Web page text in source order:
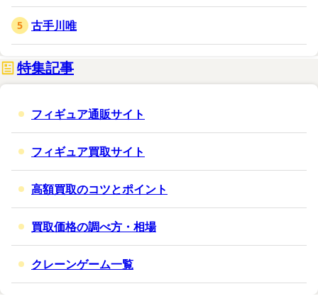
古手川唯
特集記事
フィギュア通販サイト
フィギュア買取サイト
高額買取のコツとポイント
買取価格の調べ方・相場
クレーンゲーム一覧